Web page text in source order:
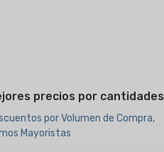
precios por cantidades
por Volumen de Compra,
Mayoristas